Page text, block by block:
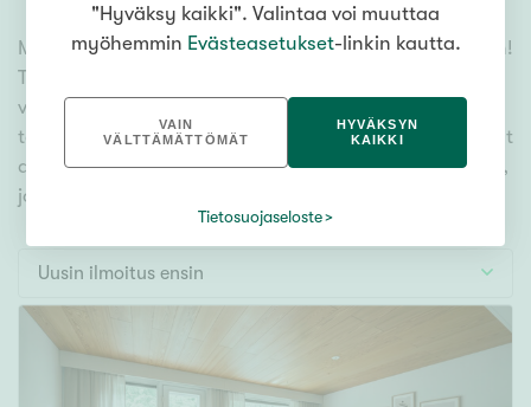
Kerros-/luhtitalo
Rivitalo/paritalo
Omakoti-/erillistalo
Maa- tai metsätila
Vapaa-ajan asunto
Meiltä löydät myytävät asunnot, oli tarpeesi mikä vain!
Tuhansien kohteiden ja satojen kiinteistönvälittäjien
verkostomme auttaa sinua kenties elämäsi
tärkeimmässä päätöksessä. Katso alta kaikki myytävät
asunnot. Hyödynnä myös kätevää hakutyökaluamme,
jonka avulla löydät omien toiveidesi mukaisen kodin.
Uusin ilmoitus ensin
"Hyväksy kaikki". Valintaa voi muuttaa
myöhemmin Evästeasetukset-linkin kautta.
VAIN
VÄLTTÄMÄTTÖMÄT
HYVÄKSYN
KAIKKI
Tietosuojaseloste